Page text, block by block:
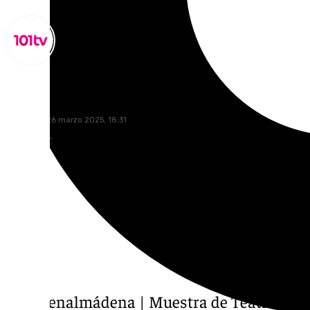
miércoles, 26 marzo 2025, 18:31
Compartir:
Vive Benalmádena | Muestra de Teatro